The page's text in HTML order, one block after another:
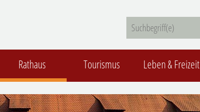
Rathaus Tourismus Leben & Freizeit